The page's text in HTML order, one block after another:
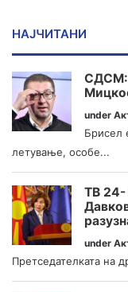
НАЈЧИТАНИ
СДСМ:
under
Брисел
летување, особе...
ТВ 24-
under
Претседателката на